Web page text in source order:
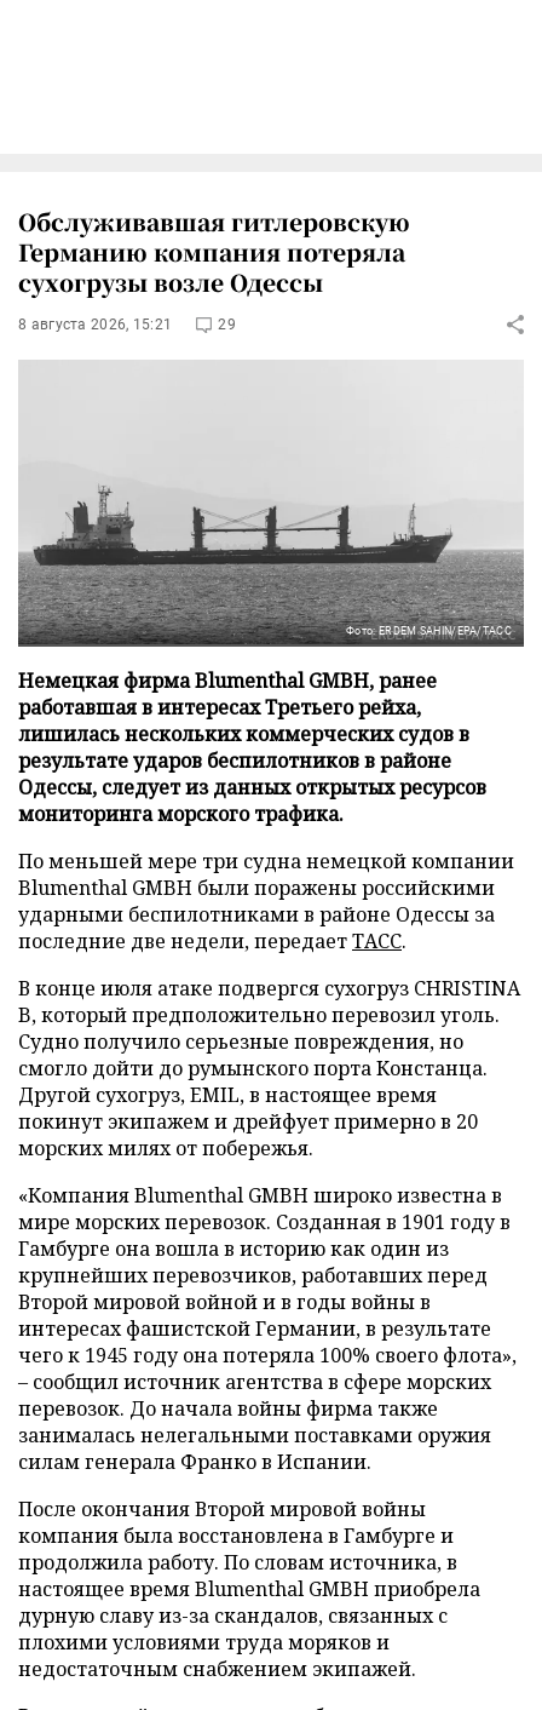
Обслуживавшая гитлеровскую
Германию компания потеряла
сухогрузы возле Одессы
8 августа 2026, 15:21 29
Фото: ERDEM SAHIN/EPA/ТАСС
Немецкая фирма Blumenthal GMBH, ранее
работавшая в интересах Третьего рейха,
лишилась нескольких коммерческих судов в
результате ударов беспилотников в районе
Одессы, следует из данных открытых ресурсов
мониторинга морского трафика.
По меньшей мере три судна немецкой компании
Blumenthal GMBH были поражены российскими
ударными беспилотниками в районе Одессы за
последние две недели, передаетТАСС.
В конце июля атаке подвергся сухогруз CHRISTINA
B, который предположительно перевозил уголь.
Судно получило серьезные повреждения, но
смогло дойти до румынского порта Констанца.
Другой сухогруз, EMIL, в настоящее время
покинут экипажем и дрейфует примерно в 20
морских милях от побережья.
«Компания Blumenthal GMBH широко известна в
мире морских перевозок. Созданная в 1901 году в
Гамбурге она вошла в историю как один из
крупнейших перевозчиков, работавших перед
Второй мировой войной и в годы войны в
интересах фашистской Германии, в результате
чего к 1945 году она потеряла 100% своего флота»,
– сообщил источник агентства в сфере морских
перевозок. До начала войны фирма также
занималась нелегальными поставками оружия
силам генерала Франко в Испании.
После окончания Второй мировой войны
компания была восстановлена в Гамбурге и
продолжила работу. По словам источника, в
настоящее время Blumenthal GMBH приобрела
дурную славу из-за скандалов, связанных с
плохими условиями труда моряков и
недостаточным снабжением экипажей.